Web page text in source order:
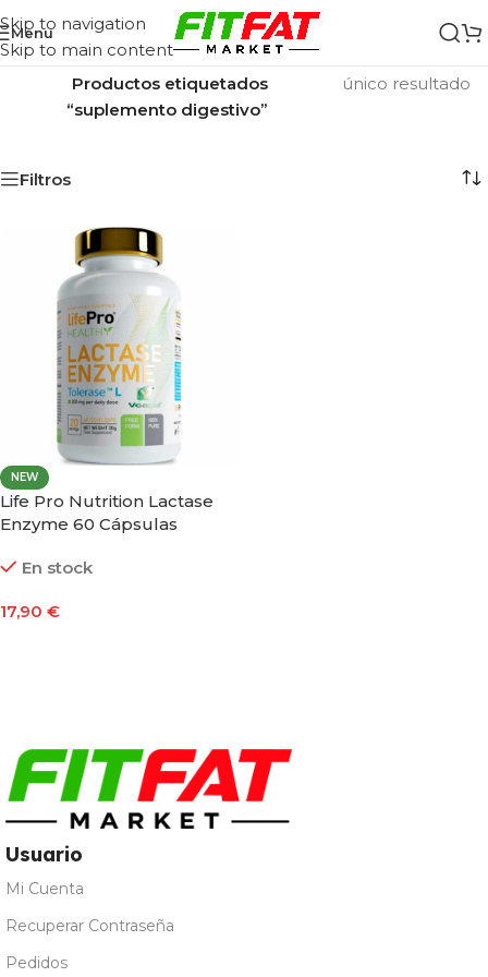
Skip to navigation
Skip to main content
Menu
Inicio/
Productos etiquetados
“suplemento digestivo”
único resultado
Filtros
NEW
Life Pro Nutrition Lactase
Enzyme 60 Cápsulas
En stock
17,90 €
Usuario
Mi Cuenta
Recuperar Contraseña
Pedidos